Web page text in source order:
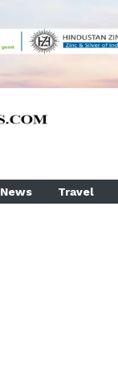
News Travel